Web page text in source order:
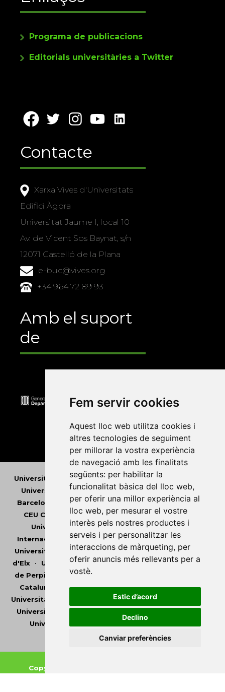
Fem servir cookies
Aquest lloc web utilitza cookies i
altres tecnologies de seguiment
per millorar la vostra experiència
de navegació amb les finalitats
següents: per habilitar la
funcionalitat bàsica del lloc web,
per oferir una millor experiència al
lloc web, per mesurar el vostre
interès pels nostres productes i
serveis i per personalitzar les
interaccions de màrqueting, per
oferir anuncis més rellevants per a
vostè.
Estic d’acord
Declino
Canviar preferències
Programa de publicacions
Editorials universitàries a Twitter
Contacte
Xarxa Vives d'Universitats
Edifici Àgora
Universitat Jaume I, local 10
Av. de Vicent Sos Baynat, s/n
12071 Castelló de la Plana
e-buc@vives.org
+34 964 72 89 93
Amb el suport
de
Universitat Abat Oliba CEU•Universitat d'Alacant
Universitat d'Andorra•Universitat Autònoma de
Barcelona
Universitat de Barcelona• Universitat
CEU Cardenal Herrera•Universitat de Girona
Universitat de les Illes Balears• Universitat
Internacional de Catalunya •Universitat Jaume I
Universitat de Lleida•Universitat Miguel Hernández
d'Elx• Universitat Oberta de Catalunya•Universitat
de Perpinyà Via Domitia
Catalunya
Universitat Politècnica de València•
Universitat Pompeu Fabra
•Universitat Ramon Llull
Universitat Rovira i Virgili
•
Universitat de València
Universitat Central de Catalunya
Copyright © 2026